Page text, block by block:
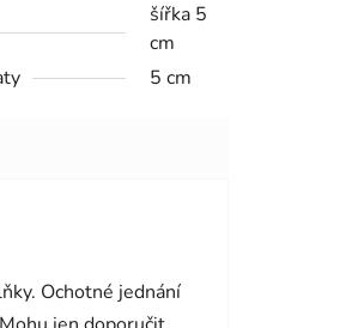
šířka 5
cm
5 cm
Ochotné jednání